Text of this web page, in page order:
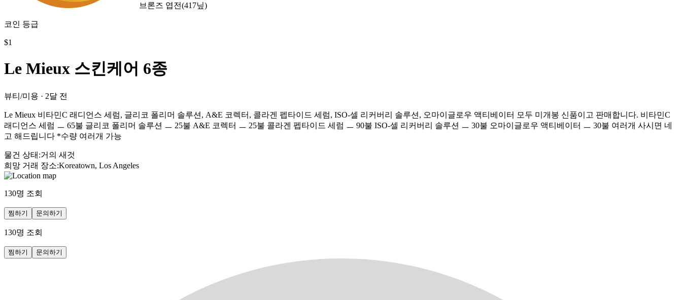
브론즈 엽전(417닢)
코인 등급
$1
Le Mieux 스킨케어 6종
뷰티/미용 · 2달 전
Le Mieux 비타민C 래디언스 세럼, 글리코 폴리머 솔루션, A&E 코렉터, 콜라겐 펩타이드 세럼, ISO-셀 리커버리 솔루션, 오마이글로우 액티베이터 모두 미개봉 신품이고 판매합니다. 비타민C
래디언스 세럼 ㅡ 65불 글리코 폴리머 솔루션 ㅡ 25불 A&E 코렉터 ㅡ 25불 콜라겐 펩타이드 세럼 ㅡ 90불 ISO-셀 리커버리 솔루션 ㅡ 30불 오마이글로우 액티베이터 ㅡ 30불 여러개 사시면 네
고 해드립니다 *수량 여러개 가능
물건 상태 :거의 새것
희망 거래 장소:Koreatown, Los Angeles
130명 조회
찜하기 문의하기
130명 조회
찜하기 문의하기